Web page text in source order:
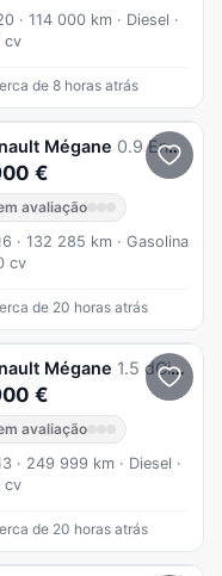
· 114 000 km · Diesel ·
cv
de 8 horas atrás
Mégane 0.9 Energy Dynamique
€
avaliação
· 132 285 km · Gasolina
cv
de 20 horas atrás
Mégane 1.5 dCi 110cv BOSE Edition Nacional
€
avaliação
· 249 999 km · Diesel ·
cv
de 20 horas atrás